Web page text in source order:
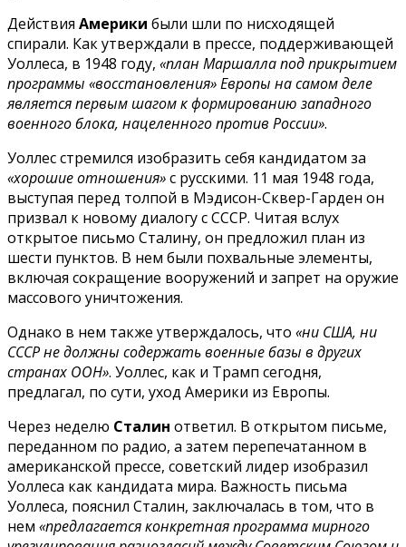
Действия Америки были шли по нисходящей
спирали. Как утверждали в прессе, поддерживающей
Уоллеса, в 1948 году, «план Маршалла под прикрытием
программы «восстановления» Европы на самом деле
является первым шагом к формированию западного
военного блока, нацеленного против России».
Уоллес стремился изобразить себя кандидатом за
«хорошие отношения»с русскими. 11 мая 1948 года,
выступая перед толпой в Мэдисон-Сквер-Гарден он
призвал к новому диалогу с СССР. Читая вслух
открытое письмо Сталину, он предложил план из
шести пунктов. В нем были похвальные элементы,
включая сокращение вооружений и запрет на оружие
массового уничтожения.
Однако в нем также утверждалось, что «ни США, ни
СССР не должны содержать военные базы в других
странах ООН». Уоллес, как и Трамп сегодня,
предлагал, по сути, уход Америки из Европы.
Через неделю Сталин ответил. В открытом письме,
переданном по радио, а затем перепечатанном в
американской прессе, советский лидер изобразил
Уоллеса как кандидата мира. Важность письма
Уоллеса, пояснил Сталин, заключалась в том, что в
нем «предлагается конкретная программа мирного